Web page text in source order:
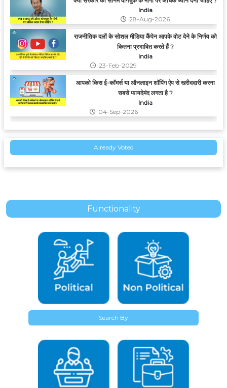
India
28-Aug-2026
राजनीतिक दलों के सोशल मीडिया कैंपेन आपके वोट देने के निर्णय को
कितना प्रभावित करते हैं ?
India
23-Feb-2029
आपको किस ई-कॉमर्स या ऑनलाइन शॉपिंग ऐप से खरीददारी करना
सबसे फायदेमंद लगता है ?
India
04-Sep-2026
महिला आरक्षण पर अखिलेश यादव के समर्थन को आप कैसे देखते हैं ?
India
18-Feb-2027
क्या आपके अनुसार भारत में लैंगिक आधार पर भेदभाव के विरुद्ध
India
18-Feb-2027
वंदे मातरम के अपमान पर तीन साल की सजा वाले बिल पर आपकी
क्या राय है ?
India
23-Aug-2026
क्या इथेनॉल मिश्रित ईंधन से वाहन के इंजन और माइलेज पर बुरा
India
28-Feb-2029
क्या वैभव सूर्यवंशी 2026 में टीम इंडिया डेब्यू करेंगे ?
India
01-Jan-2027
Already Voted
Functionality
Search By